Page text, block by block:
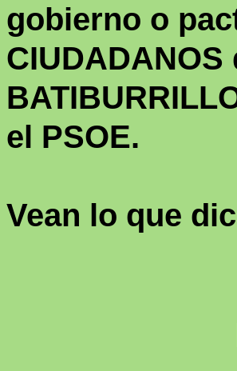
gobierno o
el PSOE.
Vean lo que